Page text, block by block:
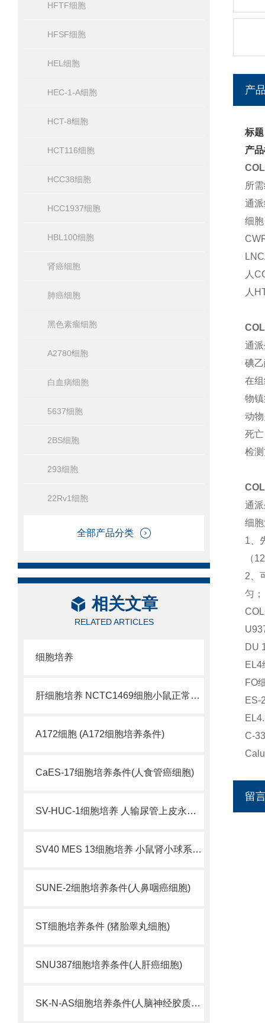
HFTF细胞
HFSF细胞
HEL细胞
HEC-1-A细胞
HCT-8细胞
HCT116细胞
HCC38细胞
HCC1937细胞
HBL100细胞
肾癌细胞
肺癌细胞
黑色素瘤细胞
A2780细胞
白血病细胞
5637细胞
2BS细胞
293细胞
22Rv1细胞
全部产品分类
相关文章
RELATED ARTICLES
细胞培养
肝细胞培养 NCTC1469细胞小鼠正常肝细胞
A172细胞 (A172细胞培养条件)
CaES-17细胞培养条件(人食管癌细胞)
SV-HUC-1细胞培养 人输尿管上皮永生化细胞
SV40 MES 13细胞培养 小鼠肾小球系膜细胞
SUNE-2细胞培养条件(人鼻咽癌细胞)
ST细胞培养条件 (猪胎睾丸细胞)
SNU387细胞培养条件(人肝癌细胞)
SK-N-AS细胞培养条件(人脑神经胶质母细胞瘤)
产
标
产
所
通
细
人
人
通
碘
在
物
动
死
检
通
细
1、
（
2、
匀；
DU
FO
C-
留